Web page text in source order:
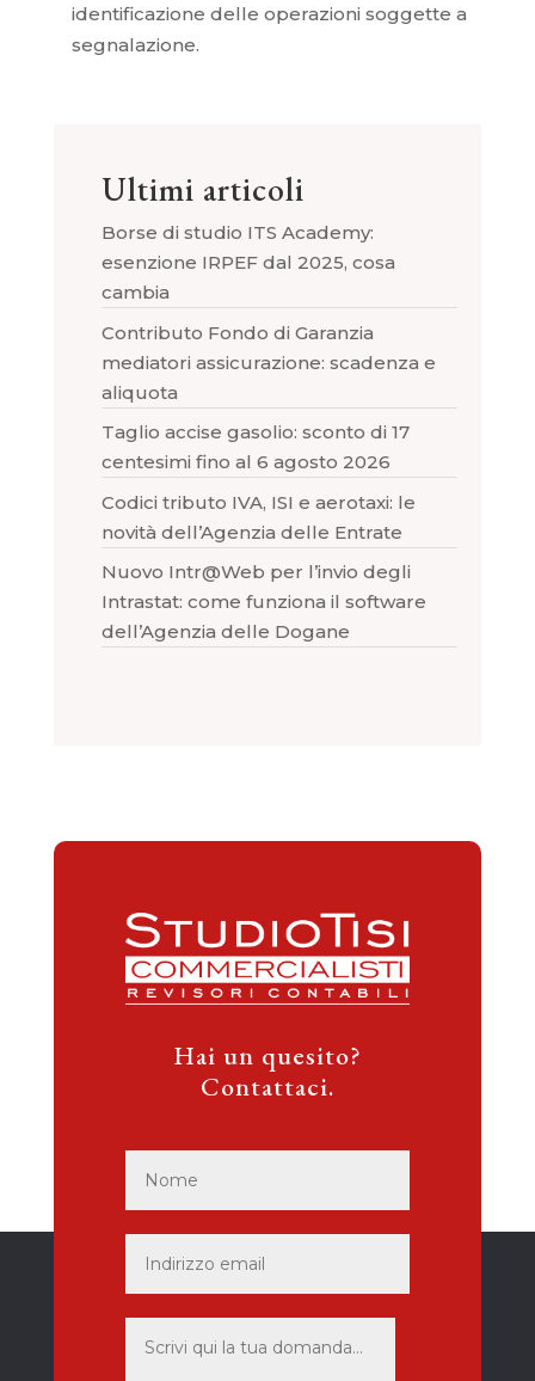
identificazione delle operazioni soggette a
segnalazione.
Ultimi articoli
Borse di studio ITS Academy:
esenzione IRPEF dal 2025, cosa
cambia
Contributo Fondo di Garanzia
mediatori assicurazione: scadenza e
aliquota
Taglio accise gasolio: sconto di 17
centesimi fino al 6 agosto 2026
Codici tributo IVA, ISI e aerotaxi: le
novità dell’Agenzia delle Entrate
Nuovo Intr@Web per l’invio degli
Intrastat: come funziona il software
dell’Agenzia delle Dogane
Hai un quesito?
Contattaci.